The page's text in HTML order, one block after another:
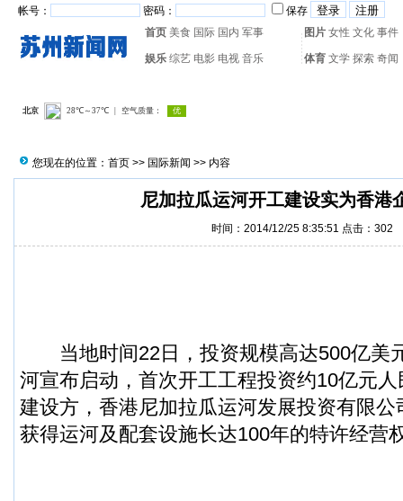
帐号： 密码：
保存
首页 美食 国际 国内 军事 图片 女性 文化 事件
娱乐 综艺 电影 电视 音乐 体育 文学 探索 奇闻
您现在的位置： 首页 >> 国际新闻 >> 内容
尼加拉瓜运河开工建设实为香港
时间：2014/12/25 8:35:51 点击： 302
当地时间22日，投资规模高达500亿美
河宣布启动，首次开工工程投资约10亿元
建设方，香港尼加拉瓜运河发展投资有限
获得运河及配套设施长达100年的特许经营